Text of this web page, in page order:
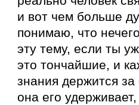
и вот чем больше
понимаю, что
эту тему, если ты
это тончайшие, и
знания держится
она его